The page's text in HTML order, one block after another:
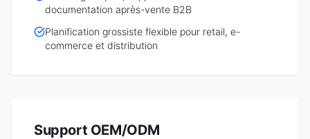
documentation après-vente B2B
Planification grossiste flexible pour retail, e-
commerce et distribution
Support OEM/ODM